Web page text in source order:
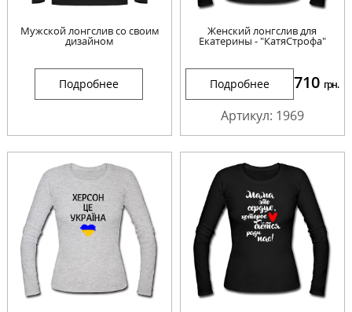
Мужской лонгслив со своим
дизайном
Подробнее
Женский лонгслив для
Екатерины - "КатяСтрофа"
Подробнее 710 грн.
Артикул: 1969